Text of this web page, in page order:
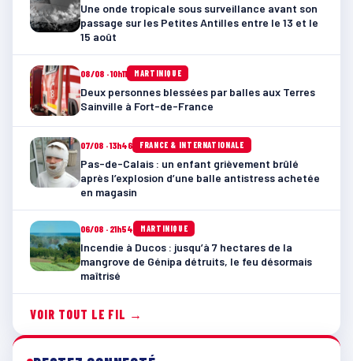
Une onde tropicale sous surveillance avant son
passage sur les Petites Antilles entre le 13 et le
15 août
08/08 · 10h11 MARTINIQUE
Deux personnes blessées par balles aux Terres
Sainville à Fort-de-France
07/08 · 13h46 FRANCE & INTERNATIONALE
Pas-de-Calais : un enfant grièvement brûlé
après l’explosion d’une balle antistress achetée
en magasin
06/08 · 21h54 MARTINIQUE
Incendie à Ducos : jusqu’à 7 hectares de la
mangrove de Génipa détruits, le feu désormais
maîtrisé
VOIR TOUT LE FIL →